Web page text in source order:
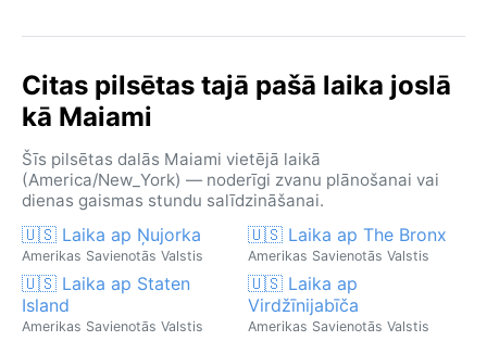
Citas pilsētas tajā pašā laika joslā
kā Maiami
Šīs pilsētas dalās Maiami vietējā laikā
(America/New_York) — noderīgi zvanu plānošanai vai
dienas gaismas stundu salīdzināšanai.
🇺🇸 Laika ap Ņujorka
Amerikas Savienotās Valstis
🇺🇸 Laika ap The Bronx
Amerikas Savienotās Valstis
🇺🇸 Laika ap Staten
Island
Amerikas Savienotās Valstis
🇺🇸 Laika ap
Virdžīnijabīča
Amerikas Savienotās Valstis